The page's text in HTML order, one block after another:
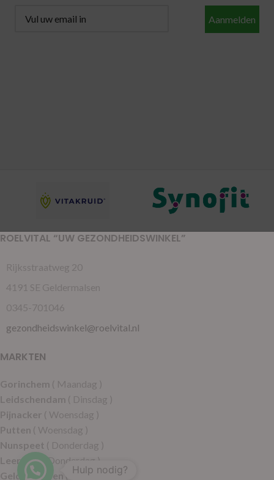
Aanmelden
ROELVITAL “UW GEZONDHEIDSWINKEL”
Rijksstraatweg 20
4191 SE Geldermalsen
0345-701046
gezondheidswinkel@roelvital.nl
MARKTEN
Gorinchem ( Maandag )
Leidschendam ( Dinsdag )
Pijnacker ( Woensdag )
Putten ( Woensdag )
Nunspeet ( Donderdag )
Leerdam( Donderdag )
Geldermalsen ( Vrijdag )
Hulp nodig?